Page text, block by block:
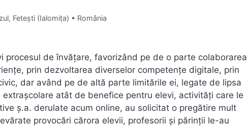
Fetești (Ialomiţa) • România
de învățare, favorizând pe de o parte colaborarea
prin dezvoltarea diverselor competențe digitale, prin
dar având pe de altă parte limitările ei, legate de lipsa
atât de benefice pentru elevi, activități care le
ș.a. derulate acum online, au solicitat o pregătire mult
provocări cărora elevii, profesorii și părinții le-au